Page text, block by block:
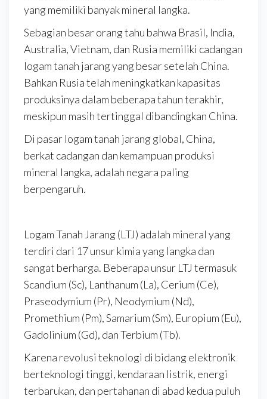
yang memiliki banyak mineral langka.
Sebagian besar orang tahu bahwa Brasil, India,
Australia, Vietnam, dan Rusia memiliki cadangan
logam tanah jarang yang besar setelah China.
Bahkan Rusia telah meningkatkan kapasitas
produksinya dalam beberapa tahun terakhir,
meskipun masih tertinggal dibandingkan China.
Di pasar logam tanah jarang global, China,
berkat cadangan dan kemampuan produksi
mineral langka, adalah negara paling
berpengaruh.
Logam Tanah Jarang (LTJ) adalah mineral yang
terdiri dari 17 unsur kimia yang langka dan
sangat berharga. Beberapa unsur LTJ termasuk
Scandium (Sc), Lanthanum (La), Cerium (Ce),
Praseodymium (Pr), Neodymium (Nd),
Promethium (Pm), Samarium (Sm), Europium (Eu),
Gadolinium (Gd), dan Terbium (Tb).
Karena revolusi teknologi di bidang elektronik
berteknologi tinggi, kendaraan listrik, energi
terbarukan, dan pertahanan di abad kedua puluh